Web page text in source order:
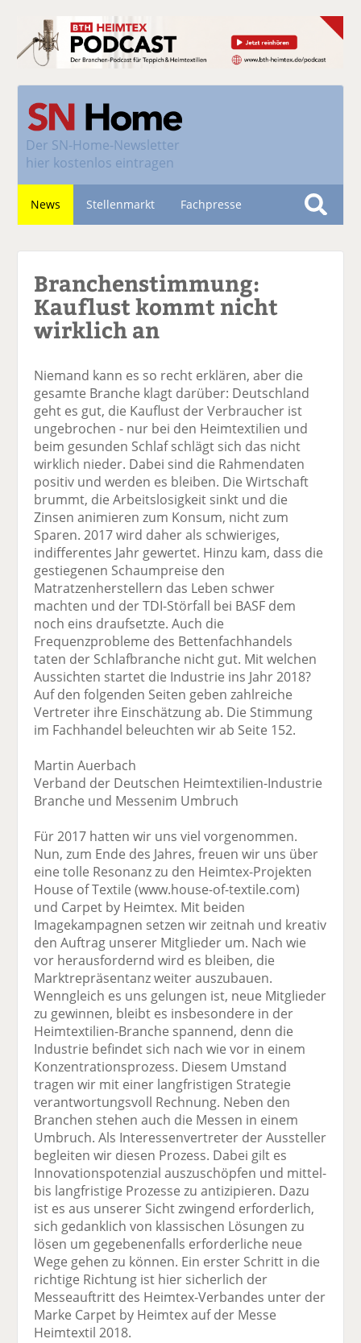
Der SN-Home-Newsletter
hier kostenlos eintragen
News Stellenmarkt Fachpresse
S
Branchenstimmung:
Kauflust kommt nicht
wirklich an
Niemand kann es so recht erklären, aber die
gesamte Branche klagt darüber: Deutschland
geht es gut, die Kauflust der Verbraucher ist
ungebrochen - nur bei den Heimtextilien und
beim gesunden Schlaf schlägt sich das nicht
wirklich nieder. Dabei sind die Rahmendaten
positiv und werden es bleiben. Die Wirtschaft
brummt, die Arbeitslosigkeit sinkt und die
Zinsen animieren zum Konsum, nicht zum
Sparen. 2017 wird daher als schwieriges,
indifferentes Jahr gewertet. Hinzu kam, dass die
gestiegenen Schaumpreise den
Matratzenherstellern das Leben schwer
machten und der TDI-Störfall bei BASF dem
noch eins draufsetzte. Auch die
Frequenzprobleme des Bettenfachhandels
taten der Schlafbranche nicht gut. Mit welchen
Aussichten startet die Industrie ins Jahr 2018?
Auf den folgenden Seiten geben zahlreiche
Vertreter ihre Einschätzung ab. Die Stimmung
im Fachhandel beleuchten wir ab Seite 152.
Martin Auerbach
Verband der Deutschen Heimtextilien-Industrie
Branche und Messenim Umbruch
Für 2017 hatten wir uns viel vorgenommen.
Nun, zum Ende des Jahres, freuen wir uns über
eine tolle Resonanz zu den Heimtex-Projekten
House of Textile (www.house-of-textile.com)
und Carpet by Heimtex. Mit beiden
Imagekampagnen setzen wir zeitnah und kreativ
den Auftrag unserer Mitglieder um. Nach wie
vor herausfordernd wird es bleiben, die
Marktrepräsentanz weiter auszubauen.
Wenngleich es uns gelungen ist, neue Mitglieder
zu gewinnen, bleibt es insbesondere in der
Heimtextilien-Branche spannend, denn die
Industrie befindet sich nach wie vor in einem
Konzentrationsprozess. Diesem Umstand
tragen wir mit einer langfristigen Strategie
verantwortungsvoll Rechnung. Neben den
Branchen stehen auch die Messen in einem
Umbruch. Als Interessenvertreter der Aussteller
begleiten wir diesen Prozess. Dabei gilt es
Innovationspotenzial auszuschöpfen und mittel-
bis langfristige Prozesse zu antizipieren. Dazu
ist es aus unserer Sicht zwingend erforderlich,
sich gedanklich von klassischen Lösungen zu
lösen um gegebenenfalls erforderliche neue
Wege gehen zu können. Ein erster Schritt in die
richtige Richtung ist hier sicherlich der
Messeauftritt des Heimtex-Verbandes unter der
Marke Carpet by Heimtex auf der Messe
Heimtextil 2018.